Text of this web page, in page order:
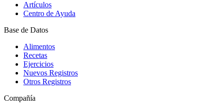
Artículos
Centro de Ayuda
Base de Datos
Alimentos
Recetas
Ejercicios
Nuevos Registros
Otros Registros
Compañía